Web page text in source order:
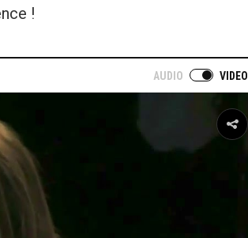
!
AUDIO VIDEO